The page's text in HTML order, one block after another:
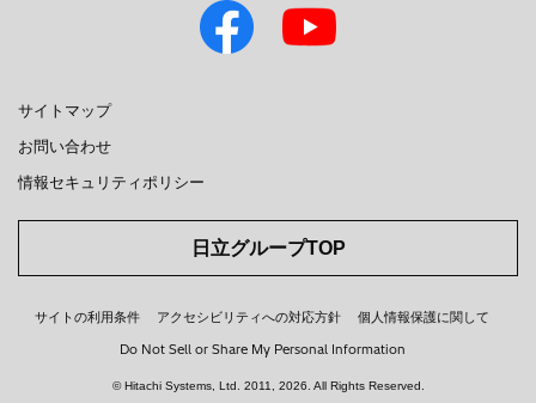
お問い合わせはこちら
サイトマップ
お問い合わせ
情報セキュリティポリシー
日立グループTOP
サイトの利用条件 アクセシビリティへの対応方針 個人情報保護に関して
Do Not Sell or Share My Personal Information
© Hitachi Systems, Ltd. 2011, 2026. All Rights Reserved.